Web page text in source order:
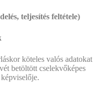
teljesítés feltétele)
köteles valós adatokat
betöltött cselekvőképes